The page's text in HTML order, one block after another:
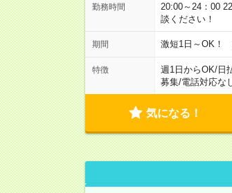
勤務時間
20:00～24：00
談ください！
期間 激短1日～OK！
特徴 週1日からOK/日
募集/電話対応な
気になる！